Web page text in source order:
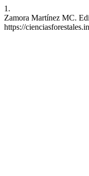
1.
Zamora Martínez MC.
https://